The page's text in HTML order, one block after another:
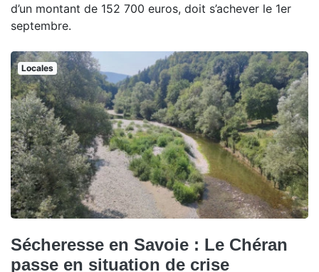
d’un montant de 152 700 euros, doit s’achever le 1er
septembre.
Locales
Sécheresse en Savoie : Le Chéran
passe en situation de crise